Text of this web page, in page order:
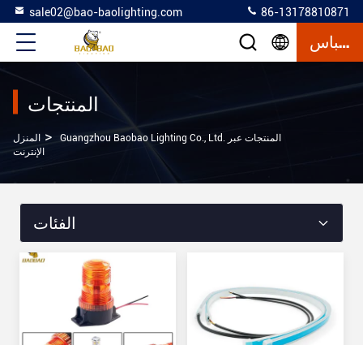
sale02@bao-baolighting.com 86-13178810871
إقتباس
المنتجات
المنزل >
Guangzhou Baobao Lighting Co., Ltd. المنتجات عبر
الإنترنت
الفئات